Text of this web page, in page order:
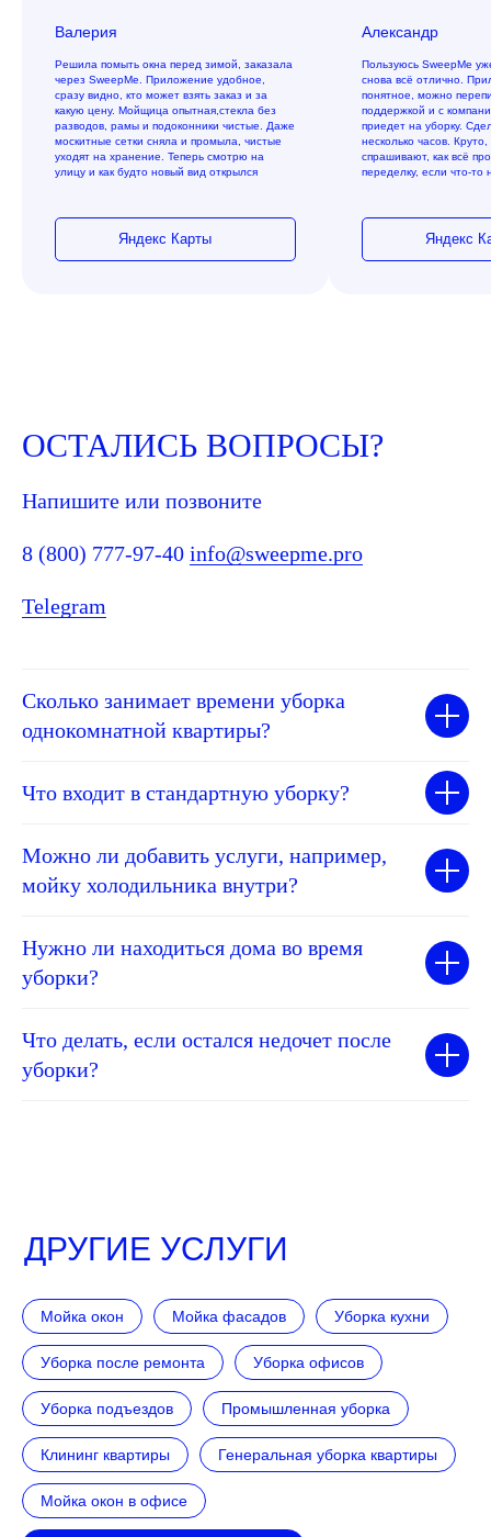
Валерия
Решила помыть окна перед зимой, заказала
через SweepMe. Приложение удобное,
сразу видно, кто может взять заказ и за
какую цену. Мойщица опытная,стекла без
разводов, рамы и подоконники чистые. Даже
москитные сетки сняла и промыла, чистые
уходят на хранение. Теперь смотрю на
улицу и как будто новый вид открылся
Яндекс Карты
Александр
Пользуюсь SweepMe
снова всё отлично.
понятное, можно
поддержкой и с
приедет на уборку.
несколько часов.
спрашивают, как всё
переделку, если что-то
Яндекс
ОСТАЛИСЬ ВОПРОСЫ?
Напишите или позвоните
8 (800) 777-97-40 info@sweepme.pro
Telegram
Сколько занимает времени уборка
однокомнатной квартиры?
Что входит в стандартную уборку?
Можно ли добавить услуги, например,
мойку холодильника внутри?
Нужно ли находиться дома во время
уборки?
Что делать, если остался недочет после
уборки?
ДРУГИЕ УСЛУГИ
Мойка окон Мойка фасадов Уборка кухни
Уборка после ремонта Уборка офисов
Уборка подъездов Промышленная уборка
Клининг квартиры Генеральная уборка квартиры
Мойка окон в офисе